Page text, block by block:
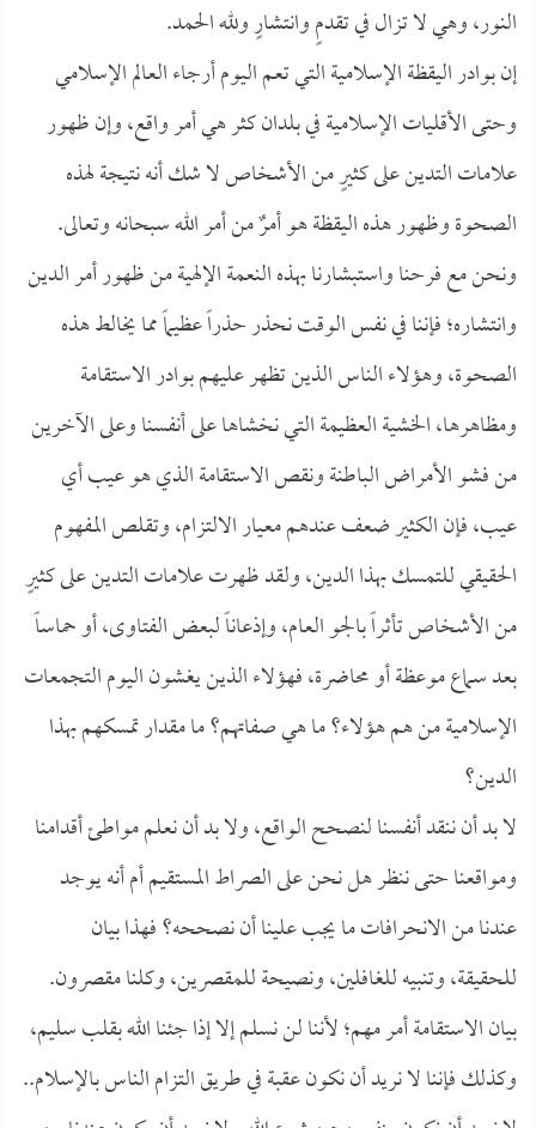
النور، وهي لا تزال في تقدمٍ وانتشارٍ ولله الحمد.
إن بوادر اليقظة الإسلامية التي تعم اليوم أرجاء العالم الإسلامي
وحتى الأقليات الإسلامية في بلدان كثر هي أمر واقع، وإن ظهور
علامات التدين على كثيرٍ من الأشخاص لا شك أنه نتيجة لهذه
الصحوة وظهور هذه اليقظة هو أمرٌ من أمر الله سبحانه وتعالى.
ونحن مع فرحنا واستبشارنا بهذه النعمة الإلهية من ظهور أمر الدين
وانتشاره؛ فإننا في نفس الوقت نحذر حذراً عظيماً مما يخالط هذه
الصحوة، وهؤلاء الناس الذين تظهر عليهم بوادر الاستقامة
ومظاهرها، الخشية العظيمة التي نخشاها على أنفسنا وعلى الآخرين
من فشو الأمراض الباطنة ونقص الاستقامة الذي هو عيب أي
عيب، فإن الكثير ضعف عندهم معيار الالتزام، وتقلص المفهوم
الحقيقي للتمسك بهذا الدين، ولقد ظهرت علامات التدين على كثيرٍ
من الأشخاص تأثراً بالجو العام، وإذعاناً لبعض الفتاوى، أو حماساً
بعد سماع موعظة أو محاضرة، فهؤلاء الذين يغشون اليوم التجمعات
الإسلامية من هم هؤلاء؟ ما هي صفاتهم؟ ما مقدار تمسكهم بهذا
الدين؟
لا بد أن ننقد أنفسنا لنصحح الواقع، ولا بد أن نعلم مواطئ أقدامنا
ومواقعنا حتى ننظر هل نحن على الصراط المستقيم أم أنه يوجد
عندنا من الانحرافات ما يجب علينا أن نصححه؟ فهذا بيان
للحقيقة، وتنبيه للغافلين، ونصيحة للمقصرين، وكلنا مقصرون.
بيان الاستقامة أمر مهم؛ لأننا لن نسلم إلا إذا جئنا الله بقلب سليم،
وكذلك فإننا لا نريد أن نكون عقبة في طريق التزام الناس بالإسلام..